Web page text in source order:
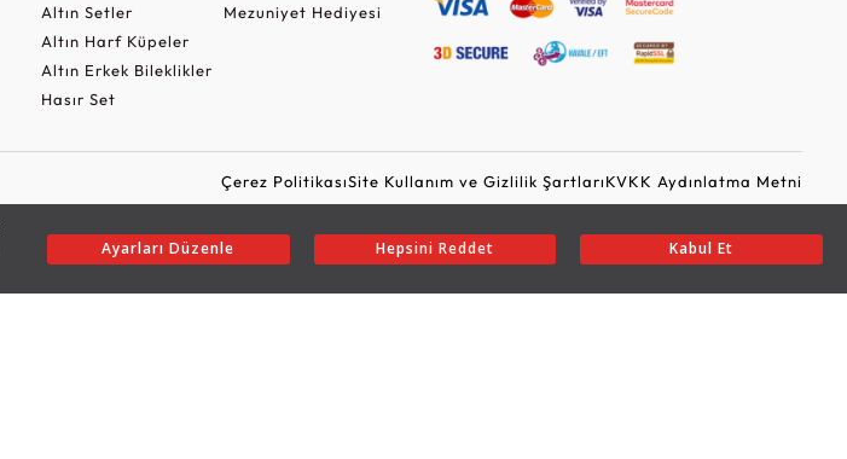
Ayarları Düzenle Hepsini Reddet Kabul Et
Altın Setler
Altın Harf Küpeler
Altın Erkek Bileklikler
Hasır Set
Mezuniyet Hediyesi
Çerez PolitikasıSite Kullanım ve Gizlilik ŞartlarıKVKK Aydınlatma Metni